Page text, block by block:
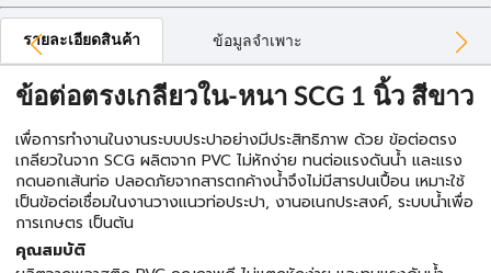
รายละเอียดสินค้า ข้อมูลจำเพาะ
ข้อต่อตรงเกลียวใน-หนา SCG 1 นิ้ว สีขาว
เพื่อการทำงานในงานระบบประปาอย่างมีประสิทธิภาพ ด้วย ข้อต่อตรง
เกลียวในจาก SCG ผลิตจาก PVC ไม่หักง่าย ทนต่อแรงดันน้ำ และแรง
กดนอกเส้นท่อ ปลอดภัยจากสารตกค้างน้ำจึงไม่มีสารปนเปื้อน เหมาะใช้
เป็นข้อต่อเชื่อมในงานวางเเนวท่อประปา, งานอเนกประสงค์, ระบบน้ำเพื่อ
การเกษตร เป็นต้น
คุณสมบัติ